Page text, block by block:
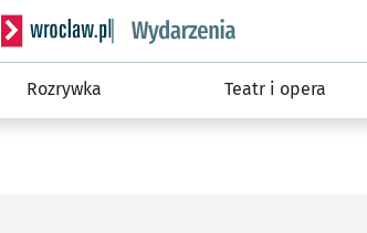
Serwis informacyjny wroclaw.pl podserwis:
Rozrywka Teatr i opera